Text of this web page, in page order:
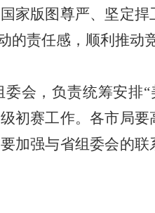
家版图尊严、坚定
的责任感，顺利推动
会，负责统筹安排
初赛工作。各市局
加强与省组委会的